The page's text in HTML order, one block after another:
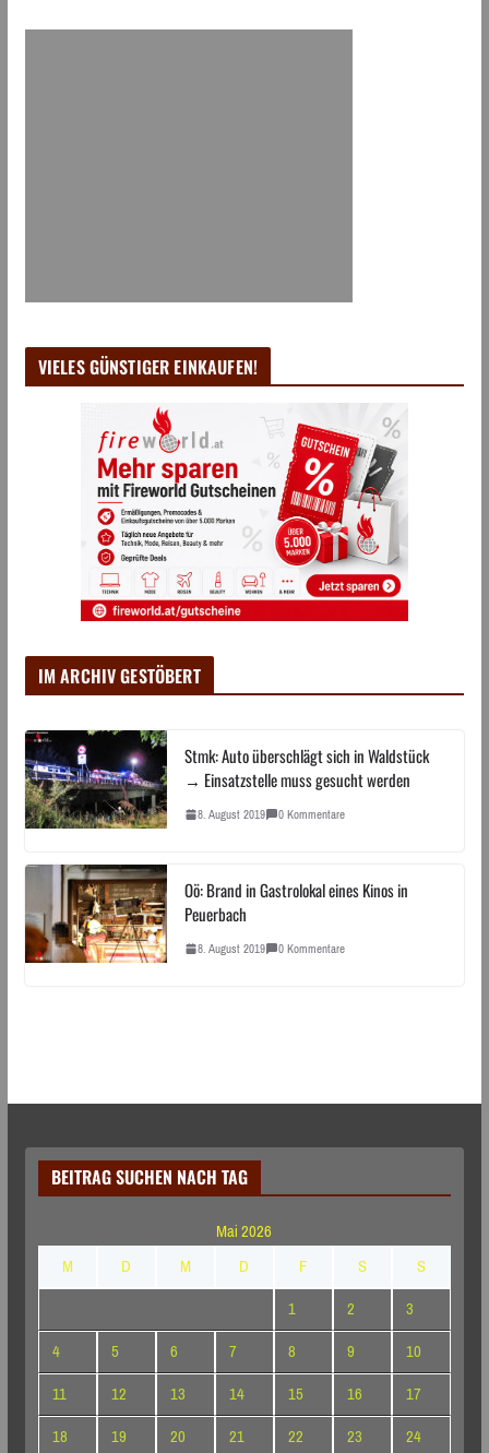
VIELES GÜNSTIGER EINKAUFEN!
IM ARCHIV GESTÖBERT
Stmk: Auto überschlägt sich in Waldstück
→ Einsatzstelle muss gesucht werden
8. August 2019 0 Kommentare
Oö: Brand in Gastrolokal eines Kinos in
Peuerbach
8. August 2019 0 Kommentare
BEITRAG SUCHEN NACH TAG
Mai 2026
M
D M D F S
S
1
2
3
4
5 6 7 8 9
10
11
12 13 14 15 16
17
18
19 20 21 22 23
24